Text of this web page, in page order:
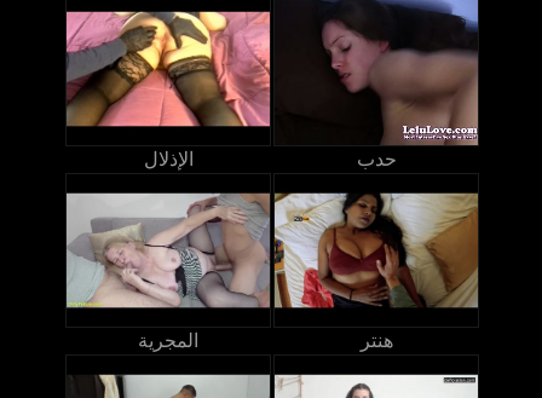
الإذلال حدب
المجرية هنتر